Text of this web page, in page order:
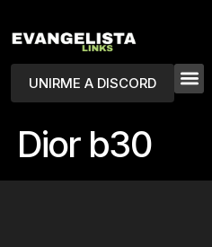
UNIRME A DISCORD
Dior b30